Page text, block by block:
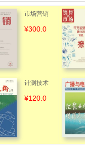
市场营销
（理论版）
¥300.0
计测技术
¥120.0